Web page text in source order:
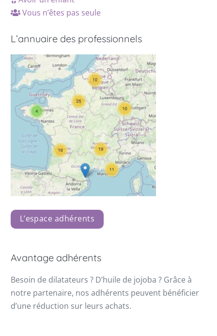
Vous n’êtes pas seule
L’annuaire des professionnels
L’espace adhérents
Avantage adhérents
Besoin de dilatateurs ? D’huile de jojoba ? Grâce à
notre partenaire, nos adhérents peuvent bénéficier
d’une réduction sur leurs achats.